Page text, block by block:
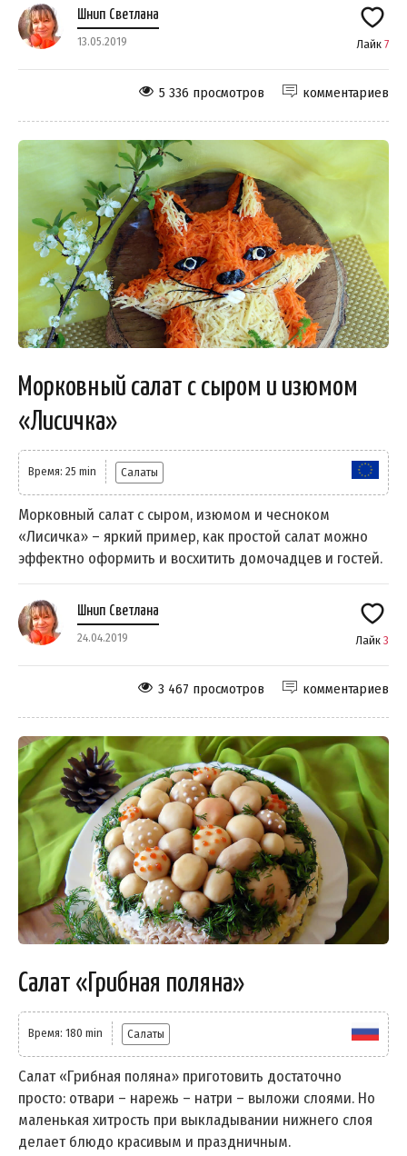
Шнип Светлана
13.05.2019 Лайк 7
комментариев
5 336 просмотров
Морковный салат с сыром и изюмом
«Лисичка»
Время: 25 min Салаты
Морковный салат с сыром, изюмом и чесноком
«Лисичка» – яркий пример, как простой салат можно
эффектно оформить и восхитить домочадцев и гостей.
Шнип Светлана
24.04.2019 Лайк 3
комментариев
3 467 просмотров
Салат «Грибная поляна»
Время: 180 min Салаты
Салат «Грибная поляна» приготовить достаточно
просто: отвари – нарежь – натри – выложи слоями. Но
маленькая хитрость при выкладывании нижнего слоя
делает блюдо красивым и праздничным.